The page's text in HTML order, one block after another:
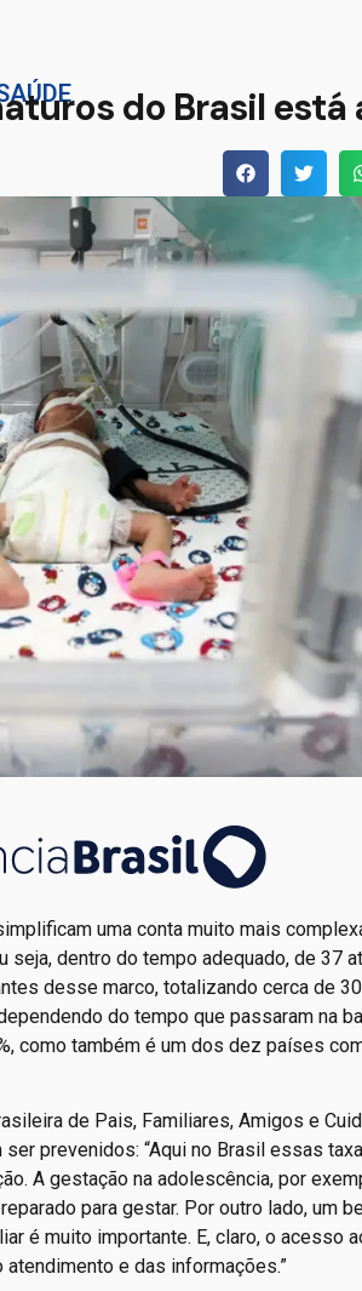
do Brasil está
uma conta muito mais
seja, dentro do tempo adequado, de 37
desse marco, totalizando cerca de
do tempo que passaram na
como também é um dos dez países
de Pais, Familiares, Amigos e
prevenidos: “Aqui no Brasil essas
A gestação na adolescência, por
para gestar. Por outro lado, um
é muito importante. E, claro, o acesso
e das informações.”